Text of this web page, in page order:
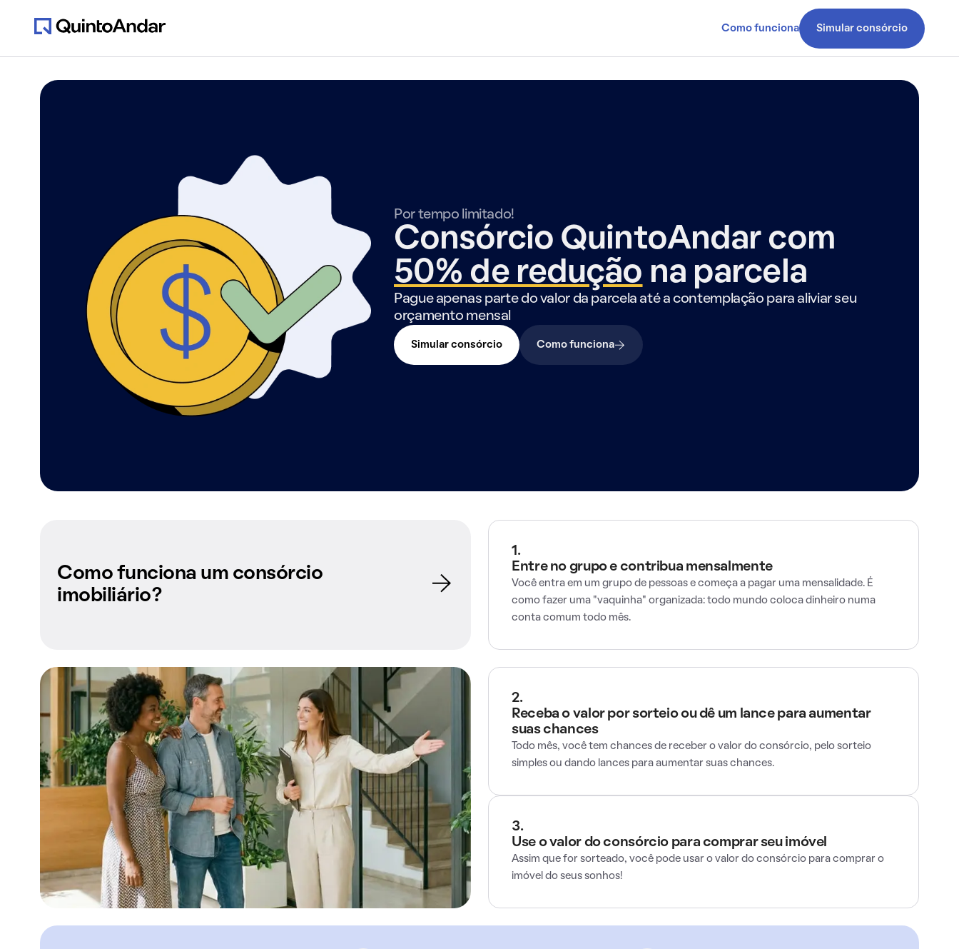
Como funciona Simular consórcio
Por tempo limitado!
Consórcio QuintoAndar com
50% de redução na parcela
Pague apenas parte do valor da parcela até a contemplação para aliviar seu
orçamento mensal
Simular consórcio Como funciona
Como funciona um consórcio
imobiliário?
1.
Entre no grupo e contribua mensalmente
Você entra em um grupo de pessoas e começa a pagar uma mensalidade. É
como fazer uma "vaquinha" organizada: todo mundo coloca dinheiro numa
conta comum todo mês.
2.
Receba o valor por sorteio ou dê um lance para aumentar
suas chances
Todo mês, você tem chances de receber o valor do consórcio, pelo sorteio
simples ou dando lances para aumentar suas chances.
3.
Use o valor do consórcio para comprar seu imóvel
Assim que for sorteado, você pode usar o valor do consórcio para comprar o
imóvel do seus sonhos!